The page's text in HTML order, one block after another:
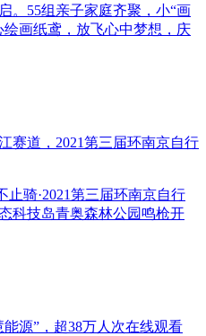
。55组亲子家庭齐聚，小“画
绘画纸鸢，放飞心中梦想，庆
赛道，2021第三届环南京自行
止骑·2021第三届环南京自行
科技岛青奥森林公园鸣枪开
源”，超38万人次在线观看